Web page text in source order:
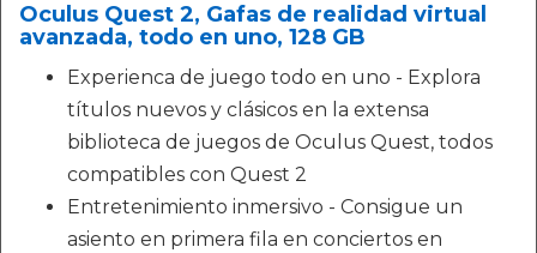
Oculus Quest 2, Gafas de realidad virtual
avanzada, todo en uno, 128 GB
Experienca de juego todo en uno - Explora
títulos nuevos y clásicos en la extensa
biblioteca de juegos de Oculus Quest, todos
compatibles con Quest 2
Entretenimiento inmersivo - Consigue un
asiento en primera fila en conciertos en